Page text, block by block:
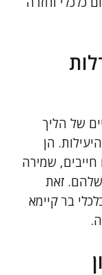
של הליך
הן
חייבים, שמירה
שלהם. זאת
בר קיימא